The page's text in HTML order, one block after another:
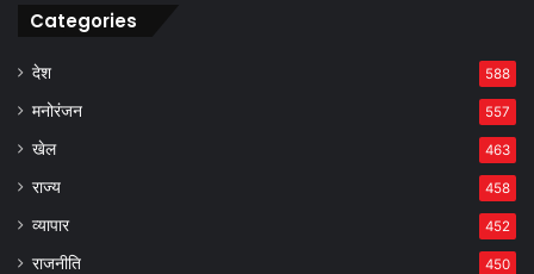
Categories
देश 588
मनोरंजन 557
खेल 463
राज्य 458
व्यापार 452
राजनीति 450